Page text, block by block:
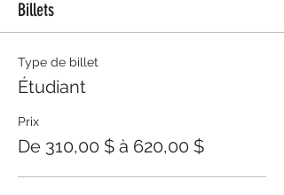
Billets
Type de billet
Étudiant
Prix
De 310,00 $ à 620,00 $